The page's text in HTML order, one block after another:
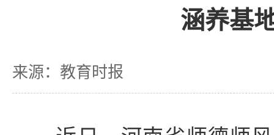
涵养基
来源：教育时报